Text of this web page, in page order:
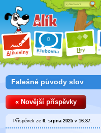
Alíkoviny Klubovna Hry
Falešné původy slov
« Novější příspěvky
Příspěvek ze6. srpna 2025 v16:37.